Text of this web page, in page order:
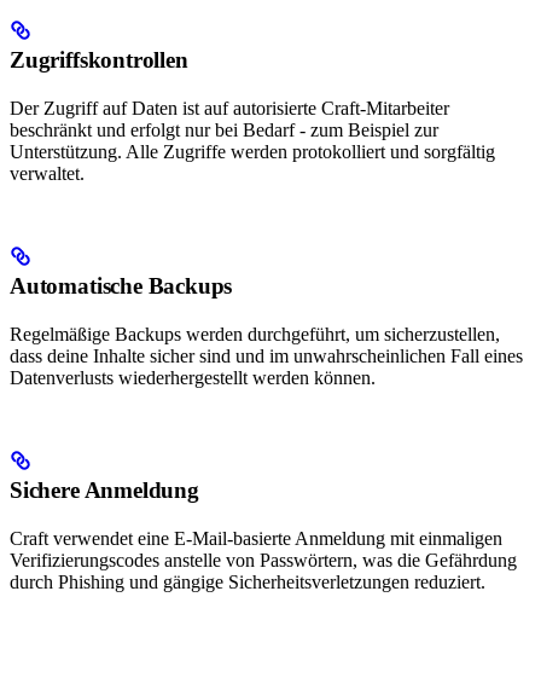
Zugriffskontrollen
Der Zugriff auf Daten ist auf autorisierte Craft-Mitarbeiter
beschränkt und erfolgt nur bei Bedarf - zum Beispiel zur
Unterstützung. Alle Zugriffe werden protokolliert und sorgfältig
verwaltet.
Automatische Backups
Regelmäßige Backups werden durchgeführt, um sicherzustellen,
dass deine Inhalte sicher sind und im unwahrscheinlichen Fall eines
Datenverlusts wiederhergestellt werden können.
Sichere Anmeldung
Craft verwendet eine E-Mail-basierte Anmeldung mit einmaligen
Verifizierungscodes anstelle von Passwörtern, was die Gefährdung
durch Phishing und gängige Sicherheitsverletzungen reduziert.